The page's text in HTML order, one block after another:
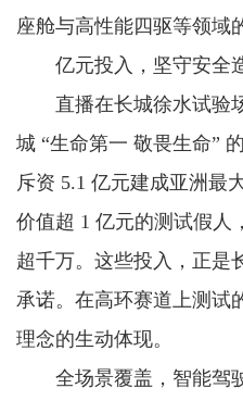
座舱与高性能四驱等领域
亿元投入，坚守安全
直播在长城徐水试验
城 “生命第一 敬畏生命”
斥资 5.1 亿元建成亚洲最
价值超 1 亿元的测试假人
超千万。这些投入，正是
承诺。在高环赛道上测试
理念的生动体现。
全场景覆盖，智能驾